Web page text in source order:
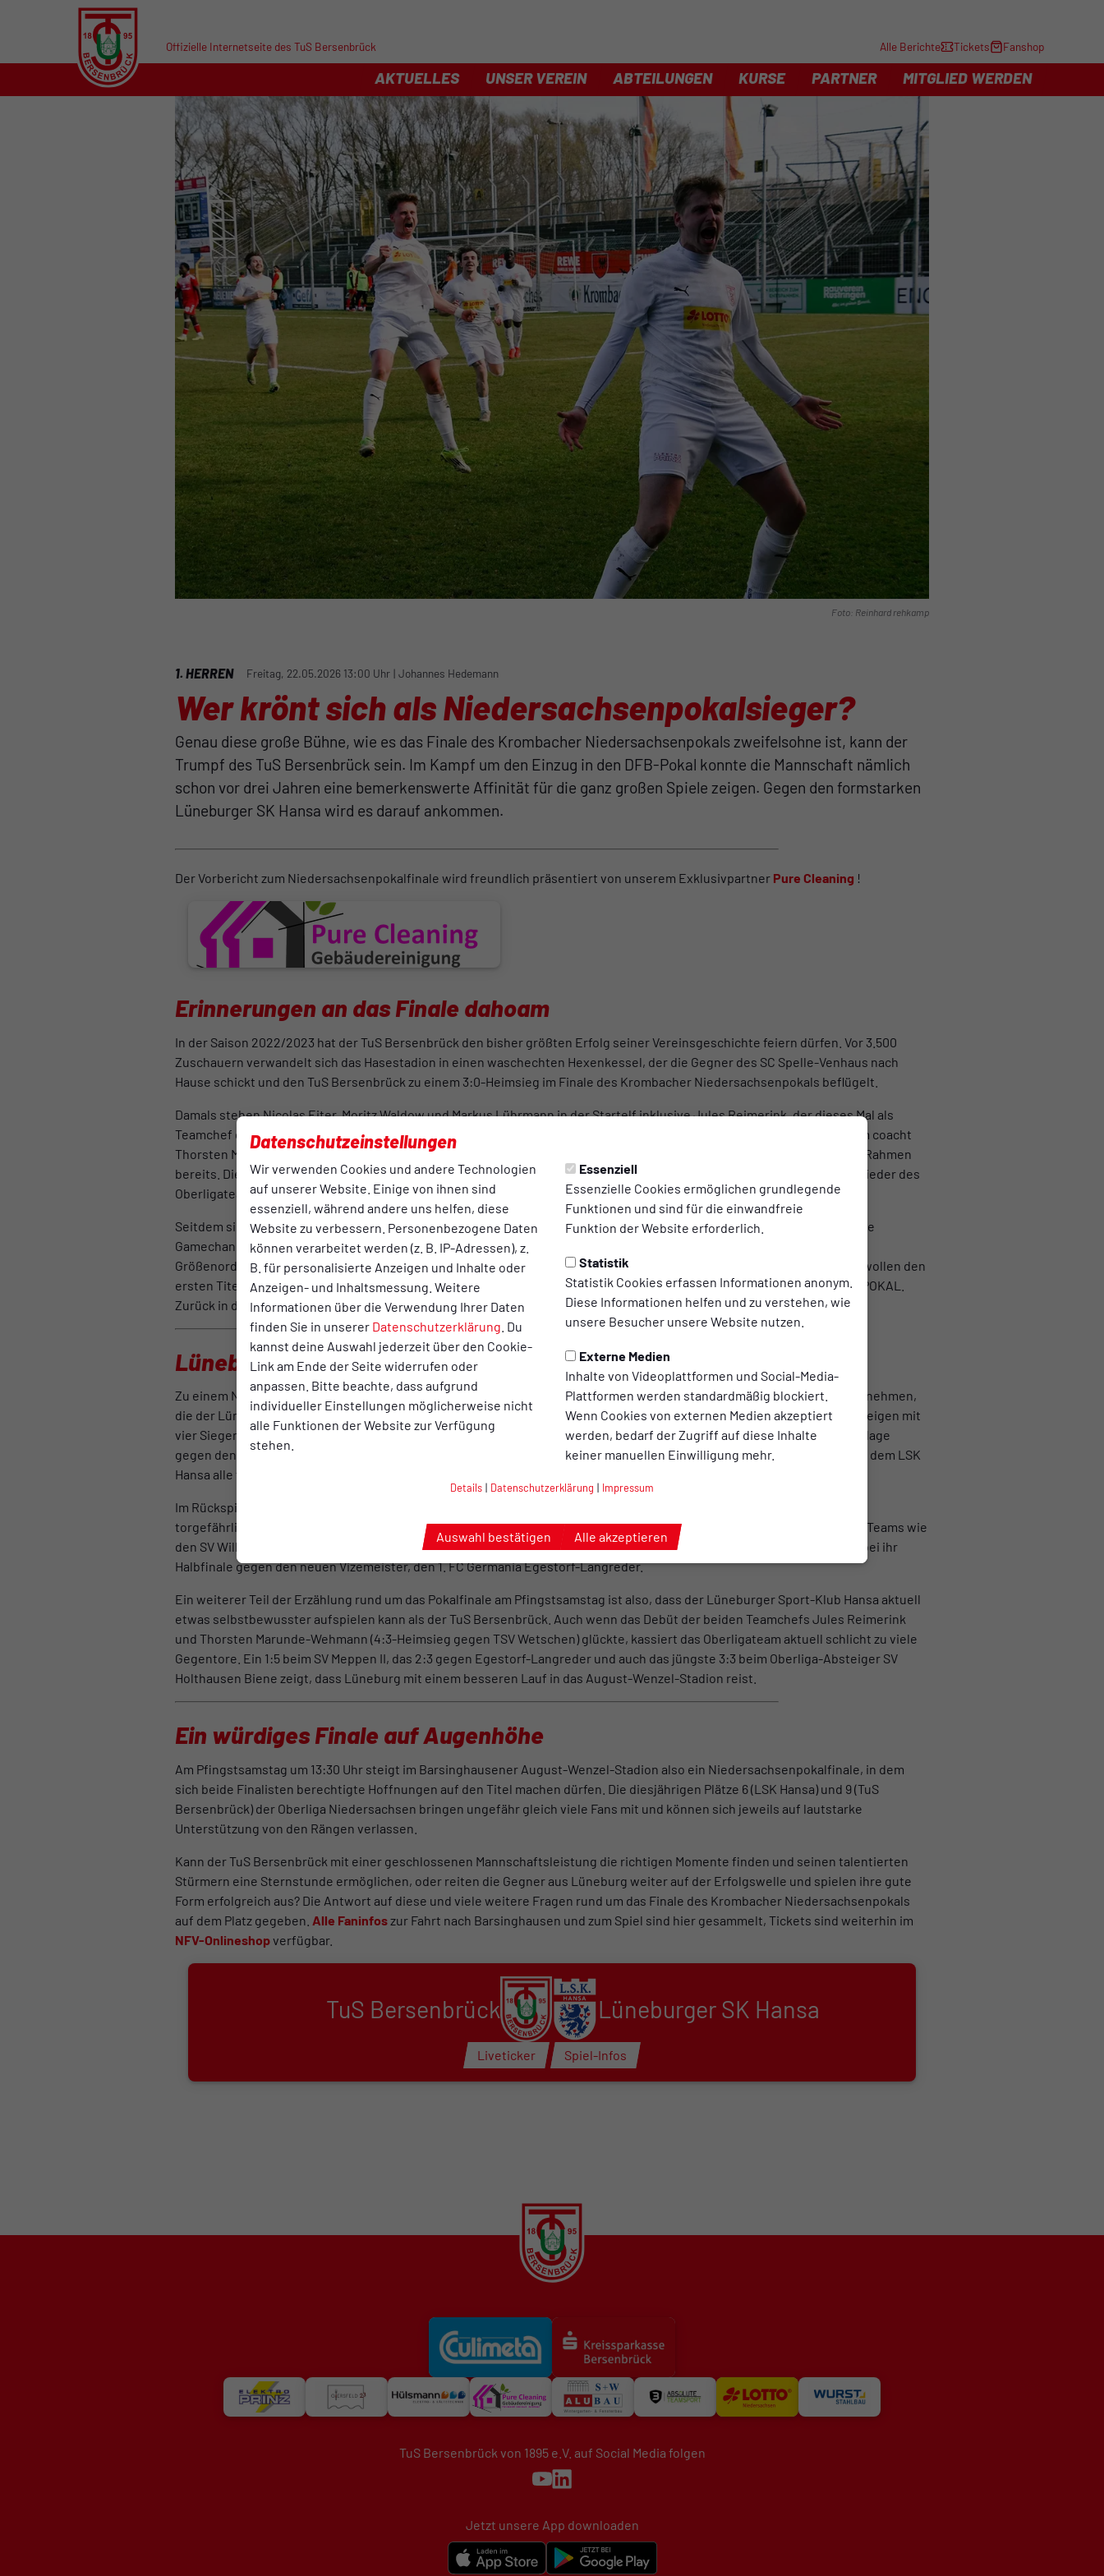
Datenschutzeinstellungen
Wir verwenden Cookies und andere Technologien
auf unserer Website. Einige von ihnen sind
essenziell, während andere uns helfen, diese
Website zu verbessern. Personenbezogene Daten
können verarbeitet werden (z. B. IP-Adressen), z.
B. für personalisierte Anzeigen und Inhalte oder
Anzeigen- und Inhaltsmessung. Weitere
Informationen über die Verwendung Ihrer Daten
finden Sie in unserer Datenschutzerklärung . Du
kannst deine Auswahl jederzeit über den Cookie-
Link am Ende der Seite widerrufen oder
anpassen. Bitte beachte, dass aufgrund
individueller Einstellungen möglicherweise nicht
alle Funktionen der Website zur Verfügung
stehen.
Essenziell
Essenzielle Cookies ermöglichen grundlegende
Funktionen und sind für die einwandfreie
Funktion der Website erforderlich.
Statistik
Statistik Cookies erfassen Informationen anonym.
Diese Informationen helfen und zu verstehen, wie
unsere Besucher unsere Website nutzen.
Externe Medien
Inhalte von Videoplattformen und Social-Media-
Plattformen werden standardmäßig blockiert.
Wenn Cookies von externen Medien akzeptiert
werden, bedarf der Zugriff auf diese Inhalte
keiner manuellen Einwilligung mehr.
Details | Datenschutzerklärung | Impressum
Auswahl bestätigen Alle akzeptieren
Offizielle Internetseite des TuS Bersenbrück Alle Berichte Tickets Fanshop
AKTUELLES UNSER VEREIN ABTEILUNGEN KURSE PARTNER MITGLIED WERDEN
Foto: Reinhard rehkamp
1. HERREN Freitag, 22.05.2026 13:00 Uhr | Johannes Hedemann
Wer krönt sich als Niedersachsenpokalsieger?
Genau diese große Bühne, wie es das Finale des Krombacher Niedersachsenpokals zweifelsohne ist, kann der
Trumpf des TuS Bersenbrück sein. Im Kampf um den Einzug in den DFB-Pokal konnte die Mannschaft nämlich
schon vor drei Jahren eine bemerkenswerte Affinität für die ganz großen Spiele zeigen. Gegen den formstarken
Lüneburger SK Hansa wird es darauf ankommen.
Der Vorbericht zum Niedersachsenpokalfinale wird freundlich präsentiert von unserem Exklusivpartner Pure Cleaning !
Erinnerungen an das Finale dahoam
In der Saison 2022/2023 hat der TuS Bersenbrück den bisher größten Erfolg seiner Vereinsgeschichte feiern dürfen. Vor 3.500
Zuschauern verwandelt sich das Hasestadion in einen waschechten Hexenkessel, der die Gegner des SC Spelle-Venhaus nach
Hause schickt und den TuS Bersenbrück zu einem 3:0-Heimsieg im Finale des Krombacher Niedersachsenpokals beflügelt.
Damals stehen Nicolas Eiter, Moritz Waldow und Markus Lührmann in der Startelf inklusive Jules Reimerink, der dieses Mal als
Teamchef dabei ist. Auf der Bank sitzen Philipp Schmidt, Santiago Aloi, Mathis Wellmann und Saikouba Manneh, außerdem coacht
Thorsten Marunde-Wehmann an der Seitenlinie. Insgesamt neun Akteure der aktuellen Pokalfighter kennen also diesen Rahmen
bereits. Die Anspannung, der Druck angesichts der einmaligen Chance, mit dieser enormen Last können zahlreiche Mitglieder des
Oberligateams nachweislich umgehen.
Seitdem sind drei Jahre vergangen und der Kader des TuS Bersenbrück hat eine Menge Hunger dazugewonnen: Offensive
Gamechanger wie Simon James, Maik Emmrich und der damals verletzte Michel Eickschläger wollen einem Spiel dieser
Größenordnung ihren Stempel aufdrücken. Youngster wie Arne Ortmann, Julius Kanowski, Elia Zucht und Connor Rohra wollen den
ersten Titel ihrer jungen Karriere holen. Alle vereint ein übergeordnetes Ziel: Der TuS Bersenbrück will ZURÜCK IN DEN POKAL.
Zurück in die Geschichtsbücher des Vereins. Zurück vor die größte Kulisse jemals.
Lüneburg hat in der Form die Nase vorn
Zu einem Niedersachsenpokalfinale gehören aber bekanntlich immer zwei. Umso ernster ist deshalb die Entwicklung zu nehmen,
die der Lüneburger SK Hansa in den vergangenen Wochen genommen hat. Die Aufsteiger aus der Landesliga Lüneburg zeigen mit
vier Siegen und zwei Unentschieden aus den letzten sechs Spielen, wie weit das Team gekommen ist seit der 0:5-Niederlage
gegen den TuS Bersenbrück in der Hinrunde. Damals reichten 15 unaufmerksame Minuten, in denen der TuS Bersenbrück dem LSK
Hansa alle fünf Gegentore einschenkte.
Im Rückspiel, welches 2:2 ausging, war schon deutlich erkennbar, dass der LSK Hansa an Stabilität gewonnen hat und
torgefährlicher geworden ist. Während des Endspurts in der Oberliga Niedersachsen räumten die Lüneburger dann Top-Teams wie
den SV Wilhelmshaven, den VfV Borussia 06 Hildesheim und den Heeslinger SC aus dem Weg und gewannen ganz nebenbei ihr
Halbfinale gegen den neuen Vizemeister, den 1. FC Germania Egestorf-Langreder.
Ein weiterer Teil der Erzählung rund um das Pokalfinale am Pfingstsamstag ist also, dass der Lüneburger Sport-Klub Hansa aktuell
etwas selbstbewusster aufspielen kann als der TuS Bersenbrück. Auch wenn das Debüt der beiden Teamchefs Jules Reimerink
und Thorsten Marunde-Wehmann (4:3-Heimsieg gegen TSV Wetschen) glückte, kassiert das Oberligateam aktuell schlicht zu viele
Gegentore. Ein 1:5 beim SV Meppen II, das 2:3 gegen Egestorf-Langreder und auch das jüngste 3:3 beim Oberliga-Absteiger SV
Holthausen Biene zeigt, dass Lüneburg mit einem besseren Lauf in das August-Wenzel-Stadion reist.
Ein würdiges Finale auf Augenhöhe
Am Pfingstsamstag um 13:30 Uhr steigt im Barsinghausener August-Wenzel-Stadion also ein Niedersachsenpokalfinale, in dem
sich beide Finalisten berechtigte Hoffnungen auf den Titel machen dürfen. Die diesjährigen Plätze 6 (LSK Hansa) und 9 (TuS
Bersenbrück) der Oberliga Niedersachsen bringen ungefähr gleich viele Fans mit und können sich jeweils auf lautstarke
Unterstützung von den Rängen verlassen.
Kann der TuS Bersenbrück mit einer geschlossenen Mannschaftsleistung die richtigen Momente finden und seinen talentierten
Stürmern eine Sternstunde ermöglichen, oder reiten die Gegner aus Lüneburg weiter auf der Erfolgswelle und spielen ihre gute
Form erfolgreich aus? Die Antwort auf diese und viele weitere Fragen rund um das Finale des Krombacher Niedersachsenpokals
auf dem Platz gegeben. Alle Faninfoszur Fahrt nach Barsinghausen und zum Spiel sind hier gesammelt, Tickets sind weiterhin im
NFV-Onlineshopverfügbar.
TuS Bersenbrück Lüneburger SK Hansa
Liveticker Spiel-Infos
TuS Bersenbrück von 1895 e.V. auf Social Media folgen
Jetzt unsere App downloaden